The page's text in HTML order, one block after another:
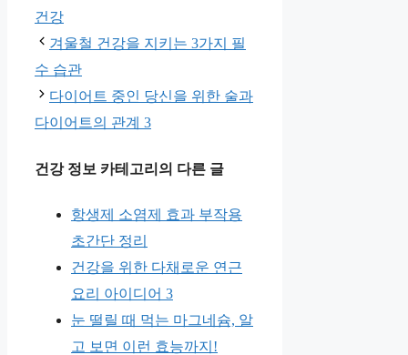
테
고
리
건강
겨울철 건강을 지키는 3가지 필
수 습관
다이어트 중인 당신을 위한 술과
다이어트의 관계 3
건강 정보 카테고리의 다른 글
항생제 소염제 효과 부작용
초간단 정리
건강을 위한 다채로운 연근
요리 아이디어 3
눈 떨릴 때 먹는 마그네슘, 알
고 보면 이런 효능까지!